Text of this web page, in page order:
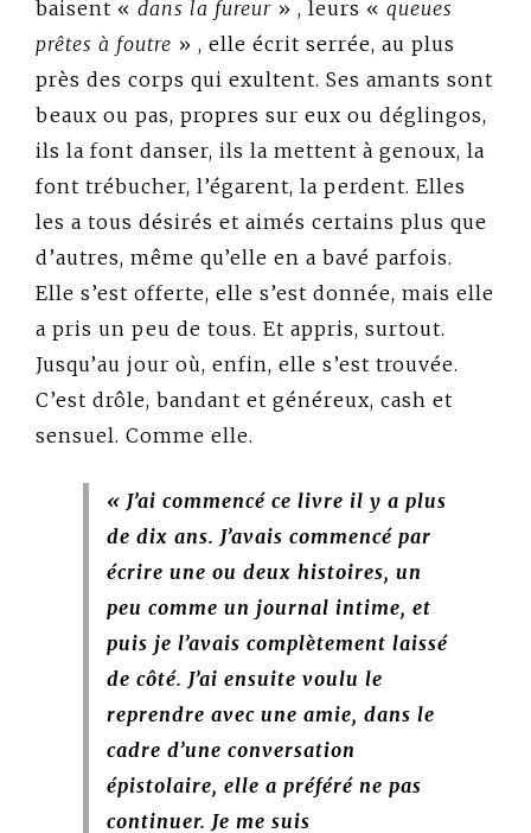
baisent « dans la fureur » , leurs « queues
prêtes à foutre » , elle écrit serrée, au plus
près des corps qui exultent. Ses amants sont
beaux ou pas, propres sur eux ou déglingos,
ils la font danser, ils la mettent à genoux, la
font trébucher, l’égarent, la perdent. Elles
les a tous désirés et aimés certains plus que
d’autres, même qu’elle en a bavé parfois.
Elle s’est offerte, elle s’est donnée, mais elle
a pris un peu de tous. Et appris, surtout.
Jusqu’au jour où, enfin, elle s’est trouvée.
C’est drôle, bandant et généreux, cash et
sensuel. Comme elle.
« J’ai commencé ce livre il y a plus
de dix ans. J’avais commencé par
écrire une ou deux histoires, un
peu comme un journal intime, et
puis je l’avais complètement laissé
de côté. J’ai ensuite voulu le
reprendre avec une amie, dans le
cadre d’une conversation
épistolaire, elle a préféré ne pas
continuer. Je me suis